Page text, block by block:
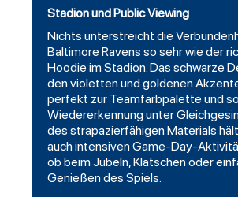
Stadion und Public Viewing
Nichts unterstreicht die
Baltimore Ravens so sehr wie der
Hoodie im Stadion. Das schwarze
den violetten und goldenen
perfekt zur Teamfarbpalette und
Wiedererkennung unter
des strapazierfähigen Materials
auch intensiven Game-Day-
ob beim Jubeln, Klatschen oder
Genießen des Spiels.